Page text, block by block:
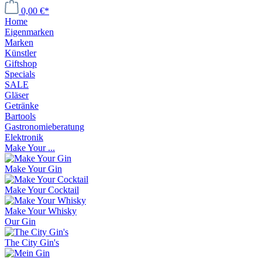
0,00 €*
Home
Eigenmarken
Marken
Künstler
Giftshop
Specials
SALE
Gläser
Getränke
Bartools
Gastronomieberatung
Elektronik
Make Your ...
Make Your Gin
Make Your Cocktail
Make Your Whisky
Our Gin
The City Gin's